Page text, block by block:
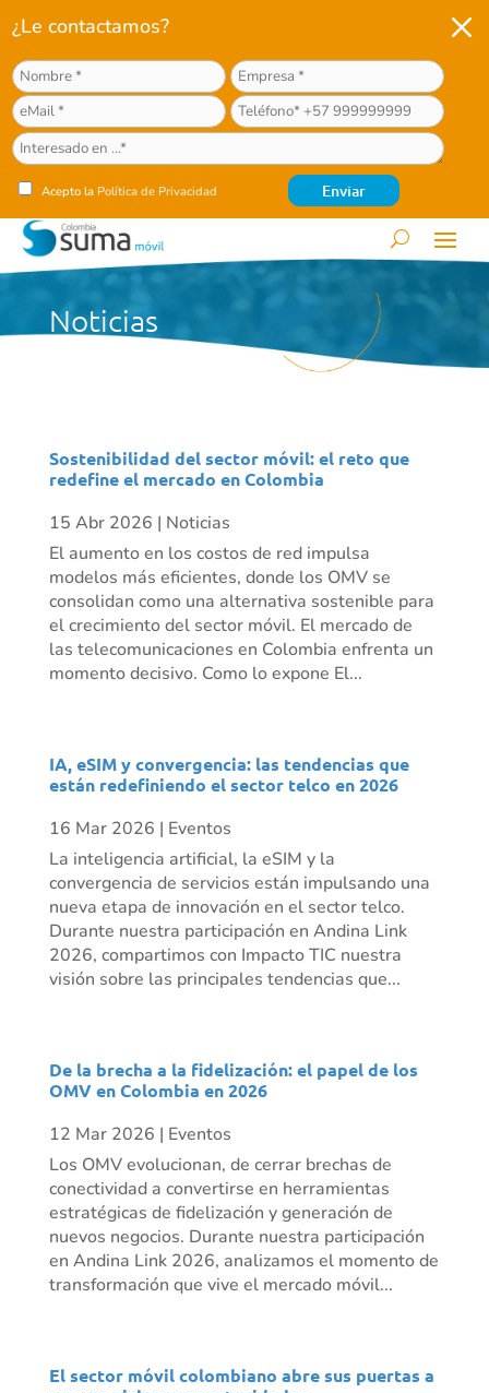
¿Le contactamos?
Acepto la Política de Privacidad
M
Noticias
Sostenibilidad del sector móvil: el reto que
redefine el mercado en Colombia
15 Abr 2026 | Noticias
El aumento en los costos de red impulsa
modelos más eficientes, donde los OMV se
consolidan como una alternativa sostenible para
el crecimiento del sector móvil. El mercado de
las telecomunicaciones en Colombia enfrenta un
momento decisivo. Como lo expone El...
IA, eSIM y convergencia: las tendencias que
están redefiniendo el sector telco en 2026
16 Mar 2026 | Eventos
La inteligencia artificial, la eSIM y la
convergencia de servicios están impulsando una
nueva etapa de innovación en el sector telco.
Durante nuestra participación en Andina Link
2026, compartimos con Impacto TIC nuestra
visión sobre las principales tendencias que...
De la brecha a la fidelización: el papel de los
OMV en Colombia en 2026
12 Mar 2026 | Eventos
Los OMV evolucionan, de cerrar brechas de
conectividad a convertirse en herramientas
estratégicas de fidelización y generación de
nuevos negocios. Durante nuestra participación
en Andina Link 2026, analizamos el momento de
transformación que vive el mercado móvil...
El sector móvil colombiano abre sus puertas a